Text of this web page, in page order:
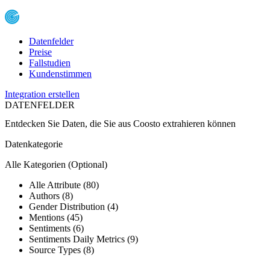
Datenfelder
Preise
Fallstudien
Kundenstimmen
Integration erstellen
DATENFELDER
Entdecken Sie Daten, die Sie aus Coosto extrahieren können
Datenkategorie
Alle Kategorien (Optional)
Alle Attribute (80)
Authors (8)
Gender Distribution (4)
Mentions (45)
Sentiments (6)
Sentiments Daily Metrics (9)
Source Types (8)